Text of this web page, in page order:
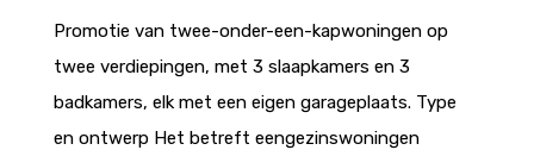
Promotie van twee-onder-een-kapwoningen op
twee verdiepingen, met 3 slaapkamers en 3
badkamers, elk met een eigen garageplaats. Type
en ontwerp Het betreft eengezinswoningen